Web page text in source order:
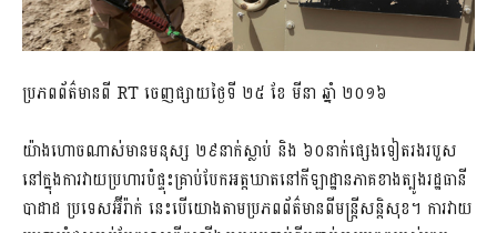
ប្រភពព័ត៌មានពី​ RT ចេញផ្សាយថ្ងៃទី ២៥ ខែ មីនា ឆ្នាំ ២០១៦
យ៉ាងហោចណាស់មានមនុស្ស ២៩នាក់ស្លាប់ និង ៦០នាក់ផ្សេងទៀតរងរបួស
នៅក្នុងការវាយប្រហារបំផ្ទុះគ្រាប់បែកអត្តឃាតនៅកីឡាដ្ឋានភាគខាងត្បូងរដ្ឋធានី
បាដាដ ប្រទេសអ៊ីរ៉ាក់ នេះបើយោងតាមប្រភពព័ត៌មានពីមន្រ្តីសន្តិសុខ។ ការវាយ